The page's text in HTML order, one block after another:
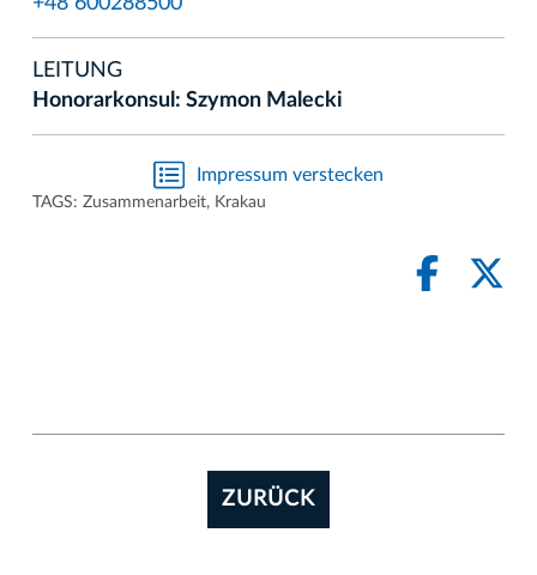
LEITUNG
Honorarkonsul: Szymon Malecki
Impressum verstecken
TAGS: Zusammenarbeit, Krakau
ZURÜCK